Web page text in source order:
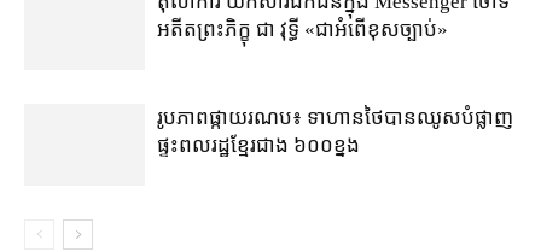
អតីតព្រះភិក្ខុ ជា វុទ្ធី «ជាអំពើខុសច្បាប់»
រូបភាពផ្កាយរណប៖ ទាហានថៃបានឈូសបំផ្លាញ
ផ្ទះពលរដ្ឋខ្មែរជាង ៦០០ខ្នង